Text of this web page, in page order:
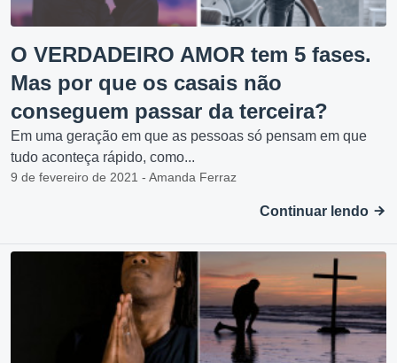
O VERDADEIRO AMOR tem 5 fases.
Mas por que os casais não
conseguem passar da terceira?
Em uma geração em que as pessoas só pensam em que
tudo aconteça rápido, como...
9 de fevereiro de 2021 - Amanda Ferraz
Continuar lendo